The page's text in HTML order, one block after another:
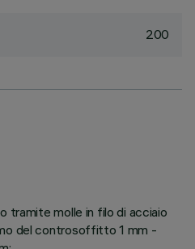
200
molle in filo di acciaio
del controsoffitto 1 mm -